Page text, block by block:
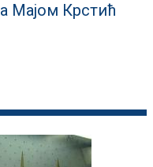
Мајом Крстић